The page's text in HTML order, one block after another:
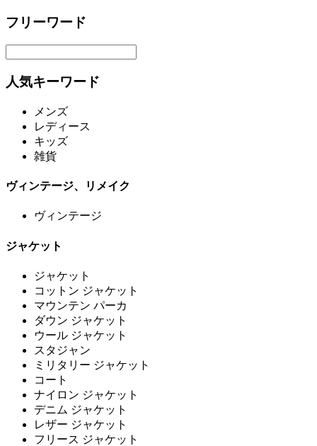
フリーワード
人気キーワード
メンズ
レディース
キッズ
雑貨
ヴィンテージ、リメイク
ヴィンテージ
ジャケット
ジャケット
コットン ジャケット
マウンテン パーカ
ダウン ジャケット
ウール ジャケット
スタジャン
ミリタリー ジャケット
コート
ナイロン ジャケット
デニム ジャケット
レザー ジャケット
フリース ジャケット